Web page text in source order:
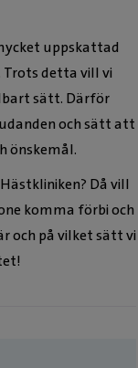
uppskattad
detta vill vi
sätt. Därför
och sätt att
önskemål.
Då vill
komma förbi och
och på vilket sätt vi